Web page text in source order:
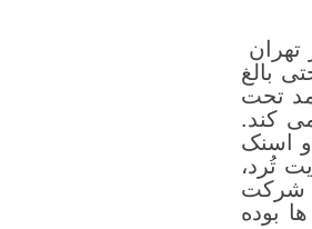
تهران
مخصوص با مساحتی بالغ
تحت
می کند.
و اسنک
تُرد،
شرکت
بوده